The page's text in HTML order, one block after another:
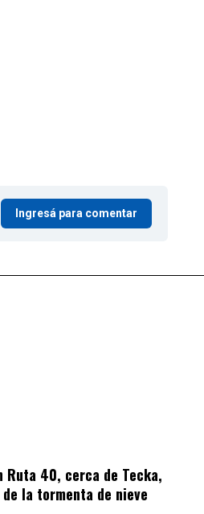
Ingresá para comentar
Ruta 40, cerca de Tecka,
la tormenta de nieve